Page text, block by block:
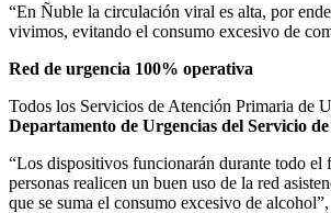
“En Ñuble la circulación viral es alta, por
vivimos, evitando el consumo excesivo de
Red de urgencia 100% operativa
Todos los Servicios de Atención Primaria de
Departamento de Urgencias del Servicio
“Los dispositivos funcionarán durante todo el
personas realicen un buen uso de la red
que se suma el consumo excesivo de